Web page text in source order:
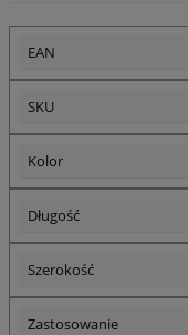
EAN
SKU
Kolor
Długość
Szerokość
Zastosowanie